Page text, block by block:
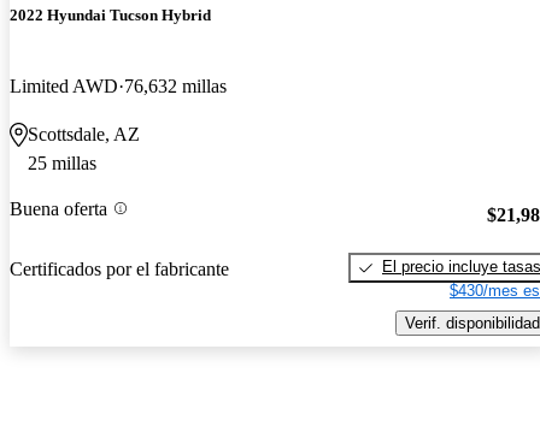
2022 Hyundai Tucson Hybrid
Limited AWD 76,632 millas
Scottsdale, AZ
25 millas
Buena oferta
Certificados por el fabricante
El precio incluye tasas
$430/mes
Verif. disponibilidad